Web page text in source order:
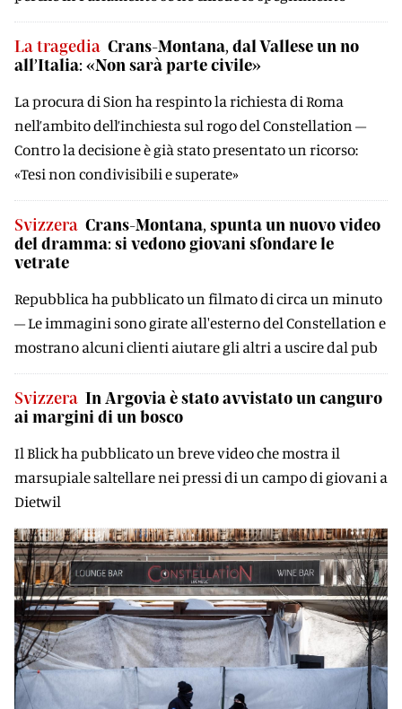
La tragedia Crans-Montana, dal Vallese un no
all’Italia: «Non sarà parte civile»
La procura di Sion ha respinto la richiesta di Roma
nell’ambito dell’inchiesta sul rogo del Constellation –
Contro la decisione è già stato presentato un ricorso:
«Tesi non condivisibili e superate»
Svizzera Crans-Montana, spunta un nuovo video
del dramma: si vedono giovani sfondare le
vetrate
Repubblica ha pubblicato un filmato di circa un minuto
– Le immagini sono girate all'esterno del Constellation e
mostrano alcuni clienti aiutare gli altri a uscire dal pub
Svizzera In Argovia è stato avvistato un canguro
ai margini di un bosco
Il Blick ha pubblicato un breve video che mostra il
marsupiale saltellare nei pressi di un campo di giovani a
Dietwil